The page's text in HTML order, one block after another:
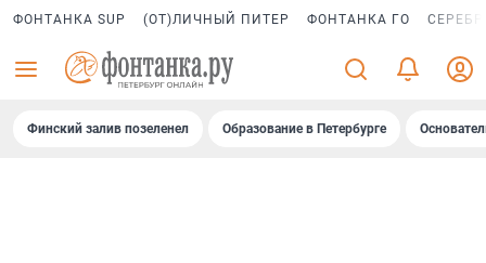
ФОНТАНКА SUP (ОТ)ЛИЧНЫЙ ПИТЕР ФОНТАНКА ГО
Финский залив позеленел Образование в Петербурге